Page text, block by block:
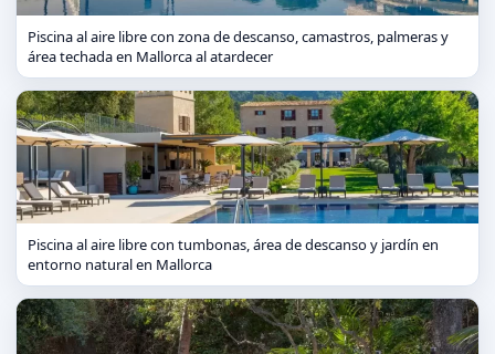
Piscina al aire libre con zona de descanso, camastros, palmeras y
área techada en Mallorca al atardecer
Piscina al aire libre con tumbonas, área de descanso y jardín en
entorno natural en Mallorca